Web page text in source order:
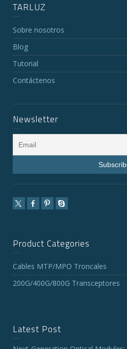
TARLUZ
Sobre nosotros
Blog
Tutorial
Contáctenos
Newsletter
Product Categories
Cables MTP/MPO Troncales
200G/400G/800G Transceptores
Latest Post